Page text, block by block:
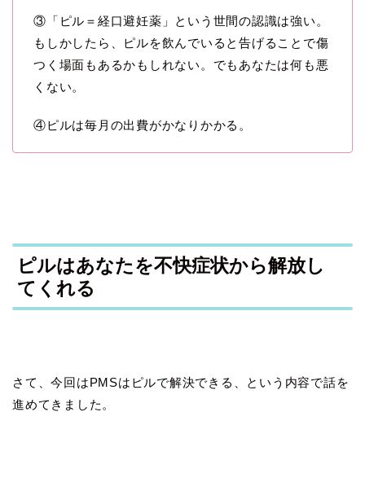
③「ピル＝経口避妊薬」という世間の認識は強い。
もしかしたら、ピルを飲んでいると告げることで傷
つく場面もあるかもしれない。でもあなたは何も悪
くない。
④ピルは毎月の出費がかなりかかる。
ピルはあなたを不快症状から解放し
てくれる
さて、今回はPMSはピルで解決できる、という内容で話を
進めてきました。